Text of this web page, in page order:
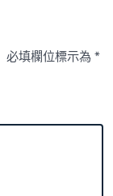
必填欄位標示為*